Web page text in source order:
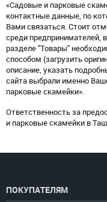
«Садовые и парковые
контактные данные, по
Вами связаться. Стоит
среди
разделе "Товары"
способом (загрузить
описание, указать
сайта выбрали именно
парковые скамейки».
Ответственность за
и парковые скамейки в
ПОКУПАТЕЛЯМ